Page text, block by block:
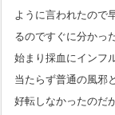
ように言われたので
るのですぐに分かっ
始まり採血にインフ
当たらず普通の風邪
好転しなかったのだ